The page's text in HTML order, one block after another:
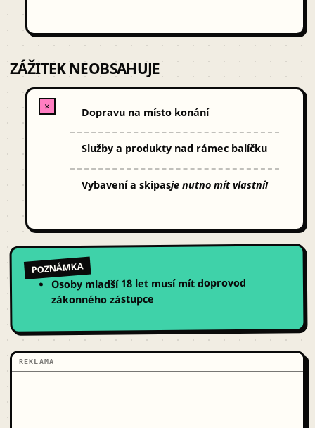
ZÁŽITEK NEOBSAHUJE
✕ Dopravu na místo konání
Služby a produkty nad rámec balíčku
Vybavení a skipasje nutno mít vlastní!
POZNÁMKA
Osoby mladší 18 let musí mít doprovod
zákonného zástupce
REKLAMA